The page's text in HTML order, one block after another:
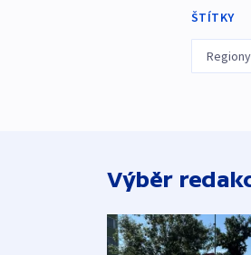
ŠTÍTKY
Regiony
Výběr